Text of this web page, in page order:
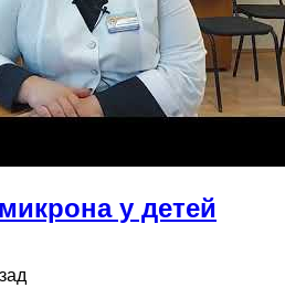
у детей